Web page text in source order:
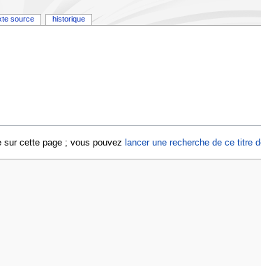
sur cette page ; vous pouvez lancer une recherche de ce titre
source historique